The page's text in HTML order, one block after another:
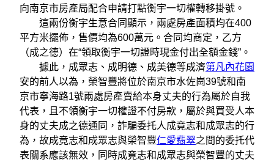
向南京市房產局配合申請打點衡宇一切權轉移掛號。
這兩份衡宇生意合同顯示，兩處房產面積均在400
平方米擺佈，售價均為600萬元。合同均商定，乙方
（成之德）在“領取衡宇一切證時現金付出全額金錢”。
據此，成眾志、成明德、成美德等成濟第凡內花園
安的前人以為，榮智豐將位於南京市水佐崗39號和南
京市寧海路1號兩處房產賣給本身丈夫的行為屬於自我
代表，且不領衡宇一切權證不付房款，屬於與買受人本
身的丈夫成之德通同，詐騙委托人成竟志和成眾志的行
為，故成竟志和成眾志與榮智豐仁愛翡翠之間的委托代
表關系應該無效，同時成竟志和成眾志與榮智豐的丈夫